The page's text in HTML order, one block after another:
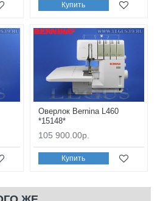
Купить
Оверлок Bernina L460
*15148*
105 900.00р.
Купить